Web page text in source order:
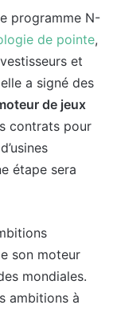
programme N-
de pointe,
et
a signé des
de jeux
contrats pour
étape sera
son moteur
mondiales.
ambitions à